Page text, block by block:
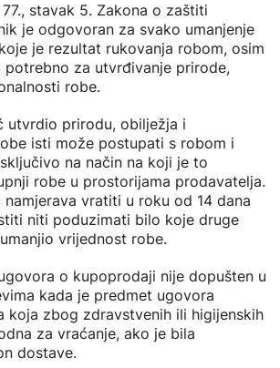
stavak 5. Zakona o zaštiti
je odgovoran za svako umanjenje
je rezultat rukovanja robom, osim
za utvrđivanje prirode,
robe.
utvrdio prirodu, obilježja i
isti može postupati s robom i
na način na koji je to
robe u prostorijama prodavatelja.
namjerava vratiti u roku od 14 dana
niti poduzimati bilo koje druge
vrijednost robe.
o kupoprodaji nije dopušten u
kada je predmet ugovora
koja zbog zdravstvenih ili higijenskih
za vraćanje, ako je bila
dostave.